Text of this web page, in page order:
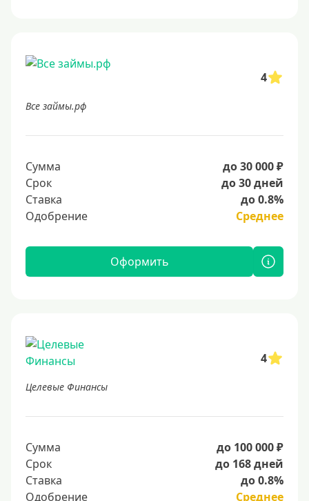
4
Все займы.рф
Сумма
до 30 000 ₽
Срок
до 30 дней
Ставка
до 0.8%
Одобрение
Среднее
Оформить
4
Целевые Финансы
Сумма
до 100 000 ₽
Срок
до 168 дней
Ставка
до 0.8%
Одобрение
Среднее